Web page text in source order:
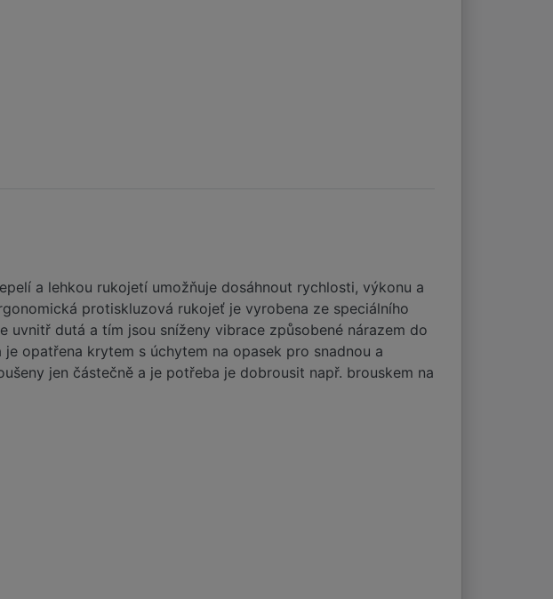
a lehkou rukojetí umožňuje dosáhnout rychlosti, výkonu a
protiskluzová rukojeť je vyrobena ze speciálního
uvnitř dutá a tím jsou sníženy vibrace způsobené nárazem do
opatřena krytem s úchytem na opasek pro snadnou a
jen částečně a je potřeba je dobrousit např. brouskem na